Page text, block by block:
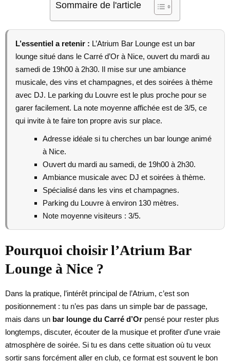
Sommaire de l'article
L’essentiel a retenir : L’Atrium Bar Lounge est un bar
lounge situé dans le Carré d’Or à Nice, ouvert du mardi au
samedi de 19h00 à 2h30. Il mise sur une ambiance
musicale, des vins et champagnes, et des soirées à thème
avec DJ. Le parking du Louvre est le plus proche pour se
garer facilement. La note moyenne affichée est de 3/5, ce
qui invite à te faire ton propre avis sur place.
Adresse idéale si tu cherches un bar lounge animé
à Nice.
Ouvert du mardi au samedi, de 19h00 à 2h30.
Ambiance musicale avec DJ et soirées à thème.
Spécialisé dans les vins et champagnes.
Parking du Louvre à environ 130 mètres.
Note moyenne visiteurs : 3/5.
Pourquoi choisir l’Atrium Bar
Lounge à Nice ?
Dans la pratique, l’intérêt principal de l’Atrium, c’est son
positionnement : tu n’es pas dans un simple bar de passage,
mais dans un bar lounge du Carré d’Or pensé pour rester plus
longtemps, discuter, écouter de la musique et profiter d’une vraie
atmosphère de soirée. Si tu es dans cette situation où tu veux
sortir sans forcément aller en club, ce format est souvent le bon